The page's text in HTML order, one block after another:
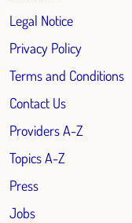
Legal Notice
Privacy Policy
Terms and Conditions
Contact Us
Providers A-Z
Topics A-Z
Press
Jobs